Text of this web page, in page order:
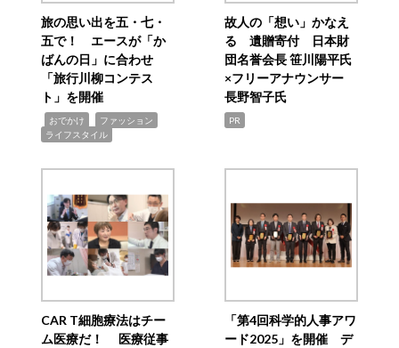
旅の思い出を五・七・
五で！ エースが「か
ばんの日」に合わせ
「旅行川柳コンテス
ト」を開催
おでかけ ファッション
ライフスタイル
故人の「想い」かなえ
る 遺贈寄付 日本財
団名誉会長 笹川陽平氏
×フリーアナウンサー
長野智子氏
PR
CAR T細胞療法はチー
ム医療だ！ 医療従事
「第4回科学的人事アワ
ード2025」を開催 デ